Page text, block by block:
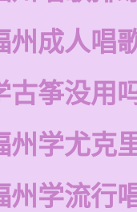
州成人唱
古筝没用
州学尤克
州学流行